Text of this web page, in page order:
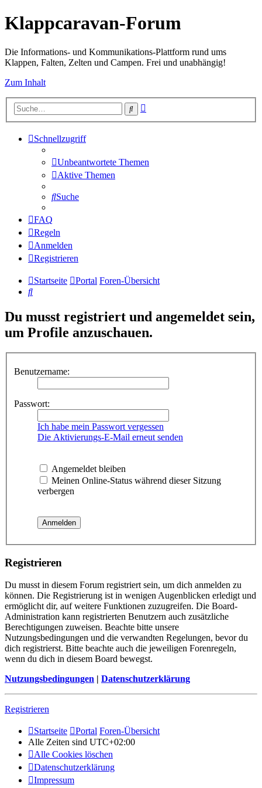
Klappcaravan-Forum
Die Informations- und Kommunikations-Plattform rund ums
Klappen, Falten, Zelten und Campen. Frei und unabhängig!
Zum Inhalt
Suche
Schnellzugriff
Unbeantwortete Themen
Aktive Themen
Suche
FAQ
Regeln
Anmelden
Registrieren
Startseite Portal Foren-Übersicht
Suche
Du musst registriert und angemeldet sein,
um Profile anzuschauen.
Benutzername:
Passwort:
Ich habe mein Passwort vergessen
Die Aktivierungs-E-Mail erneut senden
Angemeldet bleiben
Meinen Online-Status während dieser Sitzung
verbergen
Registrieren
Du musst in diesem Forum registriert sein, um dich anmelden zu
können. Die Registrierung ist in wenigen Augenblicken erledigt und
ermöglicht dir, auf weitere Funktionen zuzugreifen. Die Board-
Administration kann registrierten Benutzern auch zusätzliche
Berechtigungen zuweisen. Beachte bitte unsere
Nutzungsbedingungen und die verwandten Regelungen, bevor du
dich registrierst. Bitte beachte auch die jeweiligen Forenregeln,
wenn du dich in diesem Board bewegst.
Nutzungsbedingungen | Datenschutzerklärung
Registrieren
Startseite Portal Foren-Übersicht
Alle Zeiten sind UTC+02:00
Alle Cookies löschen
Datenschutzerklärung
Impressum